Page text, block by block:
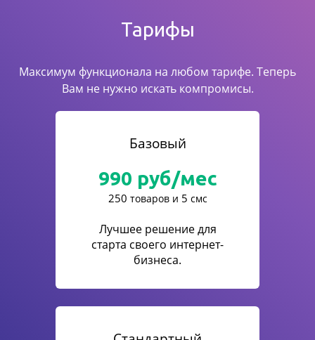
Тарифы
Максимум функционала на любом тарифе. Теперь
Вам не нужно искать компромисы.
Базовый
990 руб/мес
250 товаров и 5 смс
Лучшее решение для
старта своего интернет-
бизнеса.